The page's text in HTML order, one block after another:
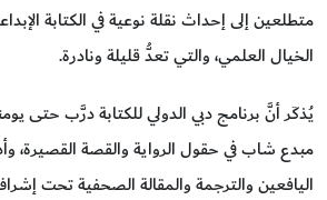
متطلعين إلى إحداث نقلة نوعية في الكتابة
الخيال العلمي، والتي تعدُّ قليلة ونادرة.
مبدع شاب في حقول الرواية والقصة القصيرة،
اليافعين والترجمة والمقالة الصحفية تحت